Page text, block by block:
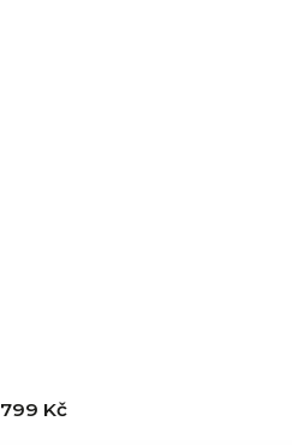
799 Kč